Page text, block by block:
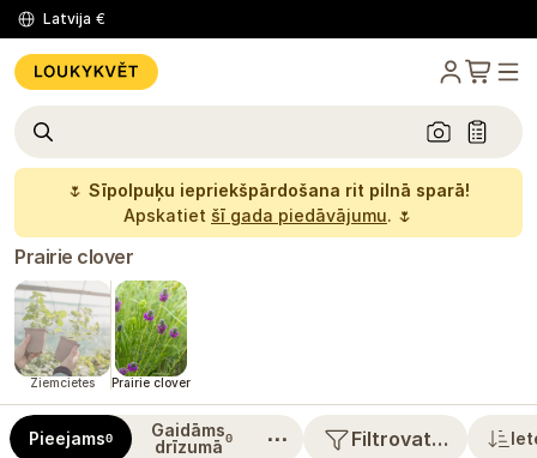
Latvija €
🌷 Sīpolpuķu iepriekšpārdošana rit pilnā sparā!
Apskatiet šī gada piedāvājumu. 🌷
Prairie clover
Ziemcietes Prairie clover
Pieejams0
Gaidāms
drīzumā 0 ⋯ Filtrovat…